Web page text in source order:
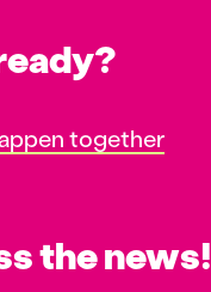
together
the news!